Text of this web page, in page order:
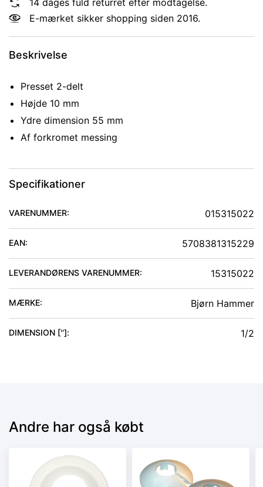
14 dages fuld returret efter modtagelse.
E-mærket sikker shopping siden 2016.
Beskrivelse
Presset 2-delt
Højde 10 mm
Ydre dimension 55 mm
Af forkromet messing
Specifikationer
VARENUMMER: 015315022
EAN: 5708381315229
LEVERANDØRENS VARENUMMER: 15315022
MÆRKE: Bjørn Hammer
DIMENSION ['']: 1/2
Andre har også købt